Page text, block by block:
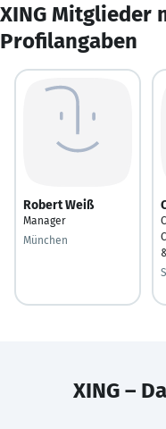
XING Mitglieder
Profilangaben
Robert Weiß
Manager
München
XING –